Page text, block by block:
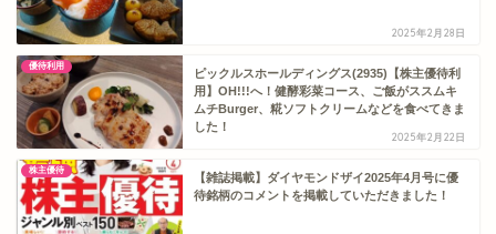
2025年2月28日
優待利用
ピックルスホールディングス(2935)【株主優待利
用】OH!!!へ！健酵彩菜コース、ご飯がススムキ
ムチBurger、糀ソフトクリームなどを食べてきま
した！
2025年2月22日
株主優待
【雑誌掲載】ダイヤモンドザイ2025年4月号に優
待銘柄のコメントを掲載していただきました！